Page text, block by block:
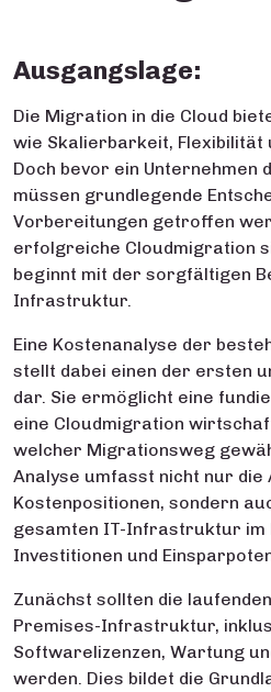
Ausgangslage:
Die Migration in die Cloud
wie Skalierbarkeit, Flexibilität
Doch bevor ein Unternehmen
müssen grundlegende
Vorbereitungen getroffen
erfolgreiche Cloudmigration
beginnt mit der sorgfältigen
Infrastruktur.
Eine Kostenanalyse der
stellt dabei einen der ersten
dar. Sie ermöglicht eine
eine Cloudmigration
welcher Migrationsweg
Analyse umfasst nicht nur die
Kostenpositionen, sondern
gesamten IT-Infrastruktur im
Investitionen und
Zunächst sollten die
Premises-Infrastruktur,
Softwarelizenzen, Wartung
werden. Dies bildet die